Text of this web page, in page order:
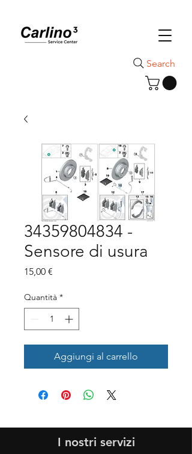
Search
34359804834 -
Sensore di usura
15,00 €
Quantità *
Aggiungi al carrello
I nostri servizi